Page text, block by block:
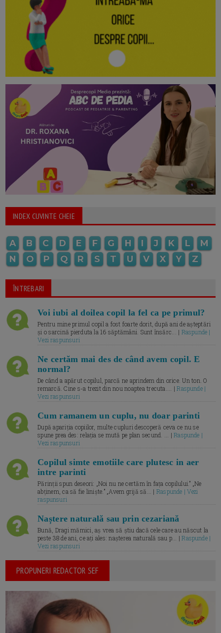
INDEX CUVINTE CHEIE
A B C D E F G H I J K L
M
N
O P Q R S T U V X Y Z
ÎNTREBARI
Voi iubi al doilea copil la fel ca pe primul?
Pentru mine primul copil a fost foarte dorit, după ani de așteptări
și o sarcină pierduta la 16 săptămâni. Sunt însărc... | Raspunde |
Vezi raspunsuri
Ne certăm mai des de când avem copil. E
normal?
De când a apărut copilul, parcă ne aprindem din orice. Un ton. O
remarcă. Cine s-a trezit din nou noaptea trecuta.... |Raspunde |
Vezi raspunsuri
Cum ramanem un cuplu, nu doar parinti
După apariția copiilor, multe cupluri descoperă ceva ce nu se
spune prea des: relația se mută pe plan secund. ... |Raspunde |
Vezi raspunsuri
Copilul simte emotiile care plutesc in aer
intre parinti
Părinții spun deseori: „Noi nu ne certăm în fața copilului.” „Ne
abținem, ca să fie liniște.” „Avem grijă să... | Raspunde | Vezi
raspunsuri
Naștere naturală sau prin cezariană
Bună, Dragi mămici, aș vrea să știu dacă cele care au născut la
peste 38 de ani, ce ați ales: nașterea naturală sau p... |Raspunde |
Vezi raspunsuri
PROPUNERI REDACTOR SEF